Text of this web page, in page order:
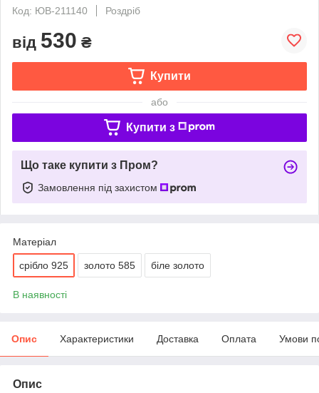
Код: ЮВ-211140
Роздріб
від 530 ₴
Купити
або
Купити з
Що таке купити з Пром?
Замовлення під захистом
Матеріал
срібло 925 золото 585 біле золото
В наявності
Опис Характеристики Доставка Оплата Умови
Опис